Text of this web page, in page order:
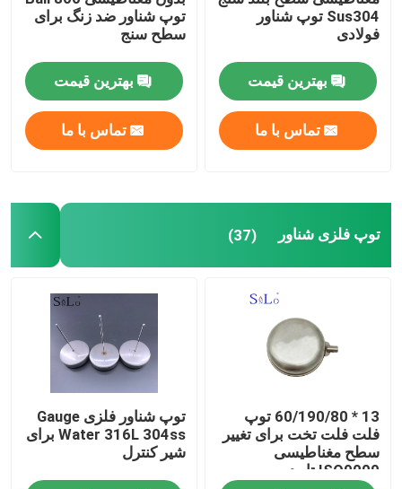
گیج های سطح تانک شناور
قطعات شیر ​​شناور
Sus304 توپ شناور
فولادی
بهترین قیمت
تماس با ما
توپ شناور ضد زنگ برای
سطح سنج
بهترین قیمت
تماس با ما
توپ فلزی شناور (37)
13 * 60/190/80 توپ
فلت فلت تخت برای تغییر
سطح مغناطیسی
ISO9000 تایید
توپ شناور فلزی Gauge
Water 316L 304ss برای
شیر کنترل